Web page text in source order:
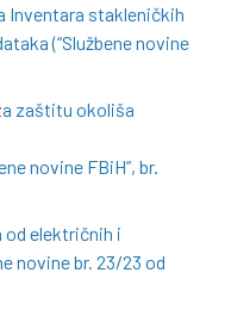
Inventara stakleničkih
(“Službene novine
zaštitu okoliša
novine FBiH”, br.
električnih i
novine br. 23/23 od